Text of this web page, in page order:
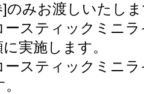
]のみお渡しいたし
スティックミニ
実施します。
スティックミニラ